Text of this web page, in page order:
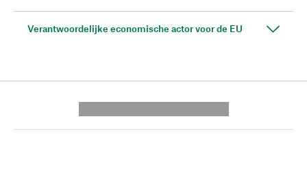
Verantwoordelijke economische actor voor de EU